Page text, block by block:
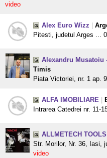
video
Alex Euro Wizz
Pitesti, judetul Arges ...
Alexandru Musatoiu
Timis
Piata Victoriei, nr. 1 ap.
ALFA IMOBILIARE
Intrarea Catedrei nr. 11-
ALLMETECH
Str. Morilor, Nr. 36, Iasi,
video